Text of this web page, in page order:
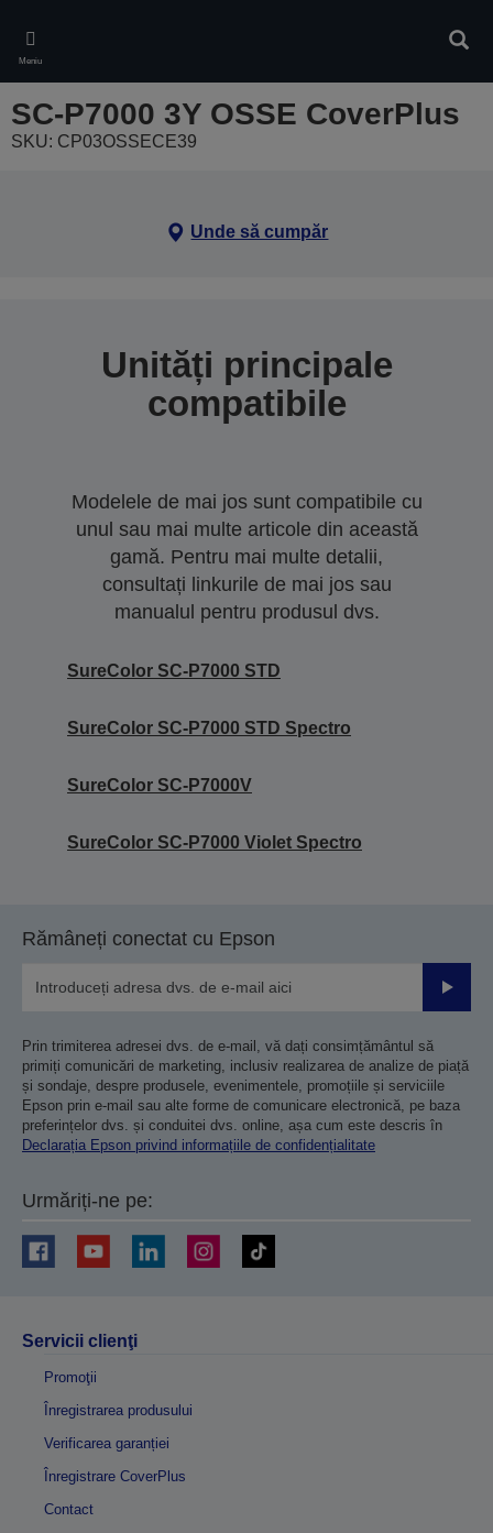
main
content
Meniu
SC-P7000 3Y OSSE CoverPlus
SKU: CP03OSSECE39
Unde să cumpăr
Unități principale
compatibile
Modelele de mai jos sunt compatibile cu
unul sau mai multe articole din această
gamă. Pentru mai multe detalii,
consultați linkurile de mai jos sau
manualul pentru produsul dvs.
SureColor SC-P7000 STD
SureColor SC-P7000 STD Spectro
SureColor SC-P7000V
SureColor SC-P7000 Violet Spectro
Rămâneți conectat cu Epson
Prin trimiterea adresei dvs. de e-mail, vă dați consimțământul să
primiți comunicări de marketing, inclusiv realizarea de analize de piață
și sondaje, despre produsele, evenimentele, promoțiile și serviciile
Epson prin e-mail sau alte forme de comunicare electronică, pe baza
preferințelor dvs. și conduitei dvs. online, așa cum este descris în
Declarația Epson privind informațiile de confidențialitate
Urmăriți-ne pe:
Servicii clienţi
Promoţii
Înregistrarea produsului
Verificarea garanției
Înregistrare CoverPlus
Contact